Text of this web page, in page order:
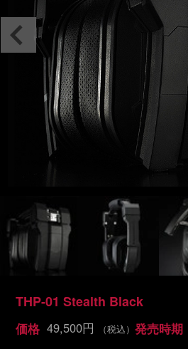
THP-01 Stealth Black
価格 49,500円 （税込） 発売時期